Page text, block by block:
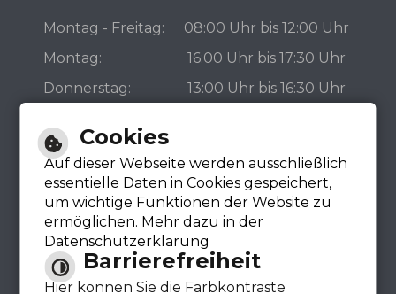
Montag - Freitag:
Montag:
Donnerstag:
08:00 Uhr bis 12:00 Uhr
16:00 Uhr bis 17:30 Uhr
13:00 Uhr bis 16:30 Uhr
Bürgerbüro
Cookies
Auf dieser Webseite werden ausschließlich
essentielle Daten in Cookies gespeichert,
um wichtige Funktionen der Website zu
ermöglichen. Mehr dazu in der
Datenschutzerklärung
Barrierefreiheit
Hier können Sie die Farbkontraste